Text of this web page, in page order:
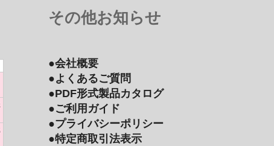
その他お知らせ
●会社概要
●よくあるご質問
●PDF形式製品カタログ
●ご利用ガイド
●プライバシーポリシー
●特定商取引法表示